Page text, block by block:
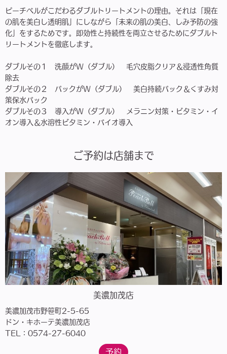
ピーチベルがこだわるダブルトリートメントの理由。それは「現在
の肌を美白し透明肌」にしながら「未来の肌の美白、しみ予防の強
化」をするためです。即効性と持続性を両立させるためにダブルト
リートメントを徹底します。
ダブルその１
洗顔がW（ダブル） 毛穴皮脂クリア＆浸透性角質
除去
ダブルその２
パックがW（ダブル） 美白持続パック＆くすみ対
策保水パック
ダブルその３
導入がW（ダブル） メラニン対策・ビタミン・イ
オン導入＆水溶性ビタミン・バイオ導入
ご予約は店舗まで
美濃加茂店
美濃加茂市野笹町2-5-65
ドン・キホーテ美濃加茂店
TEL：0574-27-6040
予約